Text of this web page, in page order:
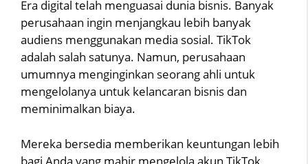
Era digital telah menguasai dunia bisnis. Banyak
perusahaan ingin menjangkau lebih banyak
audiens menggunakan media sosial. TikTok
adalah salah satunya. Namun, perusahaan
umumnya menginginkan seorang ahli untuk
mengelolanya untuk kelancaran bisnis dan
meminimalkan biaya.
Mereka bersedia memberikan keuntungan lebih
bagi Anda yang mahir mengelola akun TikTok